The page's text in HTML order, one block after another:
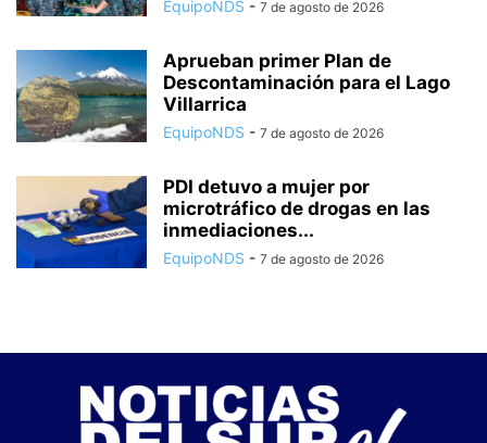
EquipoNDS - 7 de agosto de 2026
Aprueban primer Plan de
Descontaminación para el Lago
Villarrica
EquipoNDS - 7 de agosto de 2026
PDI detuvo a mujer por
microtráfico de drogas en las
inmediaciones...
EquipoNDS - 7 de agosto de 2026